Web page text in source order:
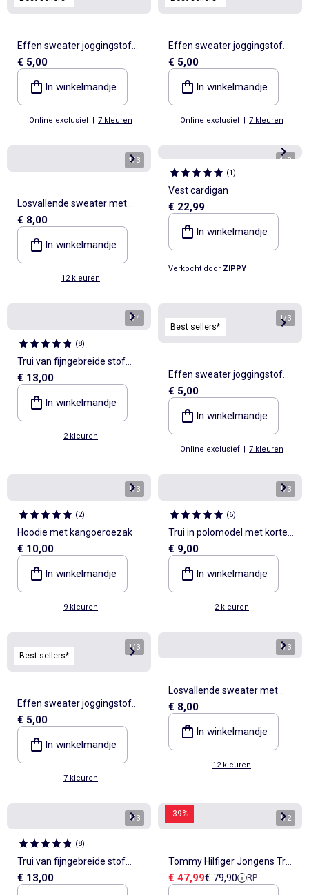
Effen sweater joggingstof
met zachte, geruwde
binnenzijde
€ 5,00
In winkelmandje
Online exclusief | 7 kleuren
Effen sweater joggingstof
met zachte, geruwde
binnenzijde
€ 5,00
In winkelmandje
Online exclusief | 7 kleuren
1/3
Losvallende sweater met
print
€ 8,00
In winkelmandje
12 kleuren
1/3
(1)
Vest cardigan
€ 22,99
In winkelmandje
Verkocht door ZIPPY
1/4
(8)
Trui van fijngebreide stof
met ronde hals
€ 13,00
In winkelmandje
2 kleuren
Best sellers*
1/3
Effen sweater joggingstof
met zachte, geruwde
binnenzijde
€ 5,00
In winkelmandje
Online exclusief | 7 kleuren
1/3
(2)
Hoodie met kangoeroezak
€ 10,00
In winkelmandje
9 kleuren
1/3
(6)
Trui in polomodel met korte
mouwen
€ 9,00
In winkelmandje
2 kleuren
Best sellers*
1/3
Effen sweater joggingstof
met zachte, geruwde
binnenzijde
€ 5,00
In winkelmandje
7 kleuren
1/3
Losvallende sweater met
print
€ 8,00
In winkelmandje
12 kleuren
1/3
(8)
Trui van fijngebreide stof
met ronde hals
€ 13,00
-39% 1/2
Tommy Hilfiger Jongens Trui
Marineblauw
Verkoopprijs
€ 47,99Referentieprijs
€ 79,90 RP